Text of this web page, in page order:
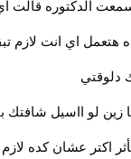
الدكتوره قالت
هتعمل اي انت لازم
دلوقتي
لو ااسيل شافتك
اكتر عشان كده لازم